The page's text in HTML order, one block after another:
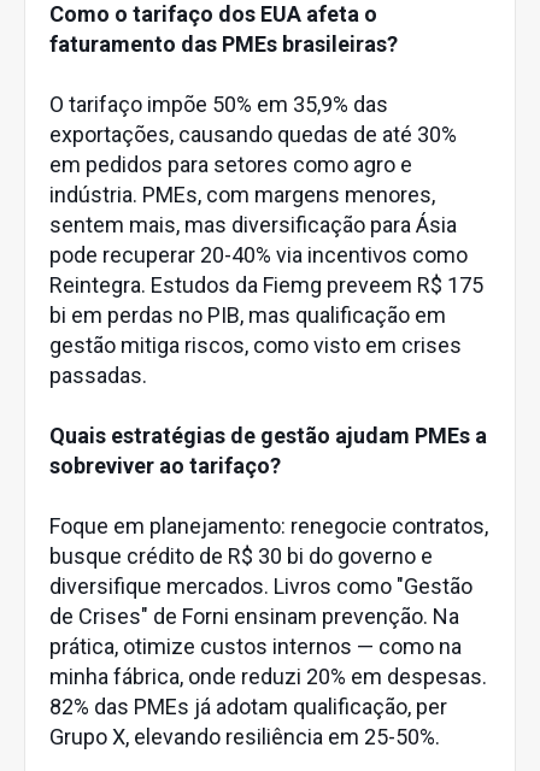
Como o tarifaço dos EUA afeta o
faturamento das PMEs brasileiras?
O tarifaço impõe 50% em 35,9% das
exportações, causando quedas de até 30%
em pedidos para setores como agro e
indústria. PMEs, com margens menores,
sentem mais, mas diversificação para Ásia
pode recuperar 20-40% via incentivos como
Reintegra. Estudos da Fiemg preveem R$ 175
bi em perdas no PIB, mas qualificação em
gestão mitiga riscos, como visto em crises
passadas.
Quais estratégias de gestão ajudam PMEs a
sobreviver ao tarifaço?
Foque em planejamento: renegocie contratos,
busque crédito de R$ 30 bi do governo e
diversifique mercados. Livros como "Gestão
de Crises" de Forni ensinam prevenção. Na
prática, otimize custos internos — como na
minha fábrica, onde reduzi 20% em despesas.
82% das PMEs já adotam qualificação, per
Grupo X, elevando resiliência em 25-50%.